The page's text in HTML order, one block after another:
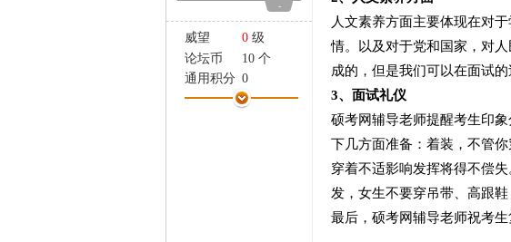
-
威望 0 级
论坛币
10 个
通用积分 0
学术水平
1 点
人文素养方面主要体现在对
情。以及对于党和国家，对
成的，但是我们可以在面试的
3、面试礼仪
硕考网辅导老师提醒考生印
下几方面准备：着装，不管
穿着不适影响发挥将得不偿
发，女生不要穿吊带、高跟
最后，硕考网辅导老师祝考生